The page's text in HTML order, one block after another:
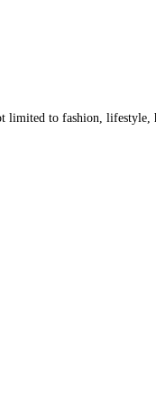
limited to fashion, lifestyle,